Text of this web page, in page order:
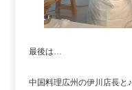
最後は…
中国料理広州の伊川店長と♪